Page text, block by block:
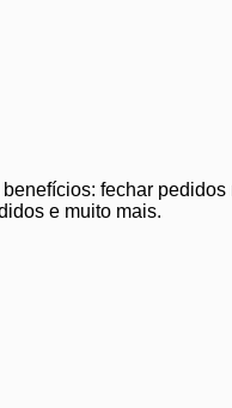
fechar
e muito mais.